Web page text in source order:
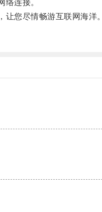
连接。
您尽情畅游互联网海洋。